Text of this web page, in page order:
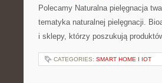
Polecamy Naturalna pielęgnacja
tematyka naturalnej pielęgnacji.
i sklepy, którzy poszukują
CATEGORIES: SMART HOME I IOT